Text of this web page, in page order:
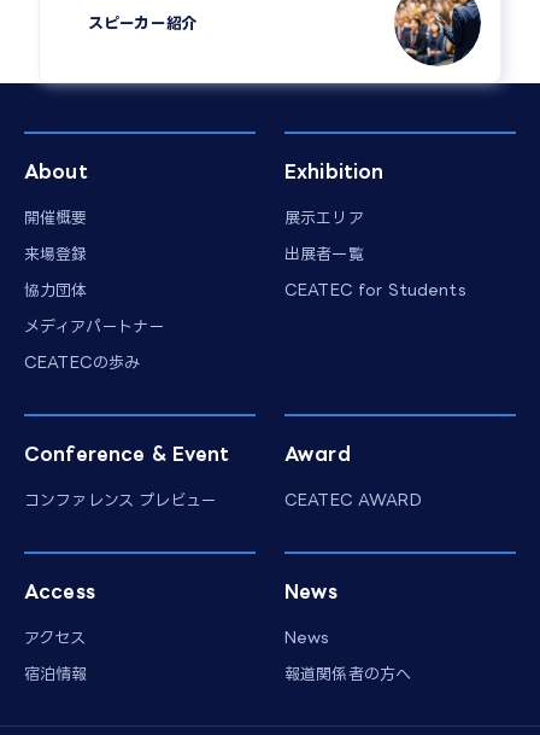
スピーカー紹介​
About
開催概要
来場登録
協力団体
メディアパートナー
CEATECの歩み
Exhibition
展示エリア
出展者一覧
CEATEC for Students
Conference & Event
コンファレンス プレビュー
Award
CEATEC AWARD
Access
アクセス
宿泊情報
News
News
報道関係者の方へ